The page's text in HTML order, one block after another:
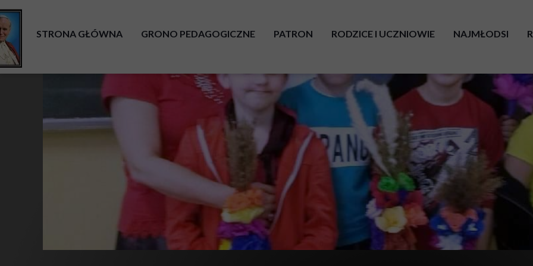
STRONA GŁÓWNA
PROCEDURY W SYT. SZCZEGÓLNYCH
PROCEDURY OCHRONY MAŁOLETNICH
PROCEDURY ALARMU EWAKUACYJNEGO
PRÓBNA EWAKUACJA
GRONO PEDAGOGICZNE
RADA RODZICÓW
DOKUMENTY SZKOLNE
POMOC PSYCHOLOGICZNO - PEDAGOGICZNA
BIBLIOTEKA SZKOLNA
ŚWIETLICA SZKOLNA
GODZINY DOSTĘPNOŚCI
PATRON
AKT NADANIA IMIENIA
RODZICE I UCZNIOWIE
PLAN LEKCJI
SAMORZĄD UCZNIOWSKI
KONKURSY PRZEDMIOTOWE I OLIMPIADY
INNOWACJE
CIEKAWE LEKCJE
MLEGITYMACJA
EGZAMIN ÓSMOKLASISTY W PANDEMII
NAJMŁODSI
ODDZIAŁY
KLASY I - III
INNOWACJE
PRAWA DZIECKA
COVID -